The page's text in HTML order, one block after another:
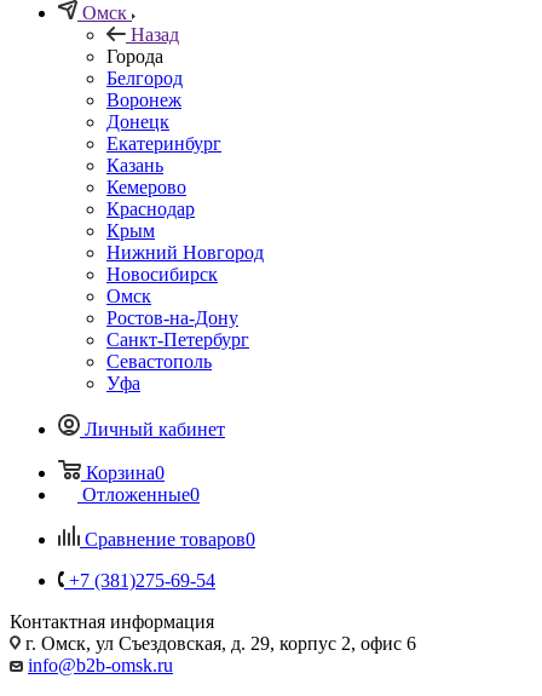
Омск
Назад
Города
Белгород
Воронеж
Донецк
Екатеринбург
Казань
Кемерово
Краснодар
Крым
Нижний Новгород
Новосибирск
Омск
Ростов-на-Дону
Санкт-Петербург
Севастополь
Уфа
Личный кабинет
Корзина0
Отложенные0
Сравнение товаров0
+7 (381)275-69-54
Контактная информация
г. Омск, ул Съездовская, д. 29, корпус 2, офис 6
info@b2b-omsk.ru